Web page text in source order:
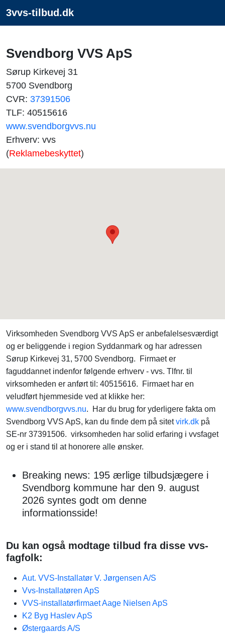
3vvs-tilbud.dk
Svendborg VVS ApS
Sørup Kirkevej 31
5700 Svendborg
CVR: 37391506
TLF: 40515616
www.svendborgvvs.nu
Erhverv: vvs
(Reklamebeskyttet)
Virksomheden Svendborg VVS ApS er anbefalelsesværdigt
og er beliggende i region Syddanmark og har adressen
Sørup Kirkevej 31, 5700 Svendborg. Firmaet er
faguddannet indenfor følgende erhverv - vvs. Tlfnr. til
virksomheden er anført til: 40515616. Firmaet har en
veludført hjemmeside ved at klikke her:
www.svendborgvvs.nu. Har du brug for yderligere fakta om
Svendborg VVS ApS, kan du finde dem på sitetvirk.dk på
SE-nr 37391506. virksomheden har solid erfaring i vvsfaget
og er i stand til at honorere alle ønsker.
Breaking news: 195 ærlige tilbudsjægere i
Svendborg kommune har den 9. august
2026 syntes godt om denne
informationsside!
Du kan også modtage tilbud fra disse vvs-
fagfolk:
Aut. VVS-Installatør V. Jørgensen A/S
Vvs-Installatøren ApS
VVS-installatørfirmaet Aage Nielsen ApS
K2 Byg Haslev ApS
Østergaards A/S